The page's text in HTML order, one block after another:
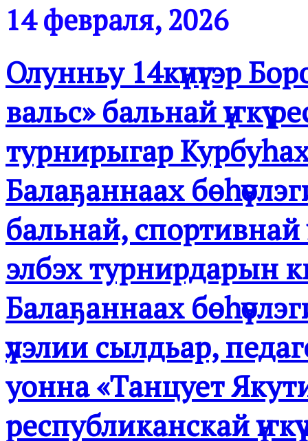
14 февраля, 2026
Олунньу 14күнүгэр
вальс» бальнай үҥкүү
турнирыгар
Балаҕаннаах
бальнай, спортивнай
элбэх турнирдарын
Балаҕаннаах
үлэлии сылдьар,
уонна «Танцует
республиканскай